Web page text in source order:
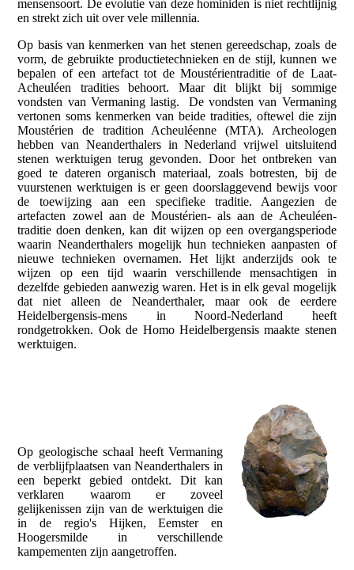
mensensoort. De evolutie van deze hominiden is niet rechtlijnig
en strekt zich uit over vele millennia.
Op basis van kenmerken van het stenen gereedschap, zoals de
vorm, de gebruikte productietechnieken en de stijl, kunnen we
bepalen of een artefact tot de Moustérientraditie of de Laat-
Acheuléen tradities behoort. Maar dit blijkt bij sommige
vondsten van Vermaning lastig. De vondsten van Vermaning
vertonen soms kenmerken van beide tradities, oftewel die zijn
Moustérien de tradition Acheuléenne (MTA). Archeologen
hebben van Neanderthalers in Nederland vrijwel uitsluitend
stenen werktuigen terug gevonden. Door het ontbreken van
goed te dateren organisch materiaal, zoals botresten, bij de
vuurstenen werktuigen is er geen doorslaggevend bewijs voor
de toewijzing aan een specifieke traditie. Aangezien de
artefacten zowel aan de Moustérien- als aan de Acheuléen-
traditie doen denken, kan dit wijzen op een overgangsperiode
waarin Neanderthalers mogelijk hun technieken aanpasten of
nieuwe technieken overnamen. Het lijkt anderzijds ook te
wijzen op een tijd waarin verschillende mensachtigen in
dezelfde gebieden aanwezig waren. Het is in elk geval mogelijk
dat niet alleen de Neanderthaler, maar ook de eerdere
Heidelbergensis-mens in Noord-Nederland heeft
rondgetrokken. Ook de Homo Heidelbergensis maakte stenen
werktuigen.
Op geologische schaal heeft Vermaning
de verblijfplaatsen van Neanderthalers in
een beperkt gebied ontdekt. Dit kan
verklaren waarom er zoveel
gelijkenissen zijn van de werktuigen die
in de regio's Hijken, Eemster en
Hoogersmilde in verschillende
kampementen zijn aangetroffen.